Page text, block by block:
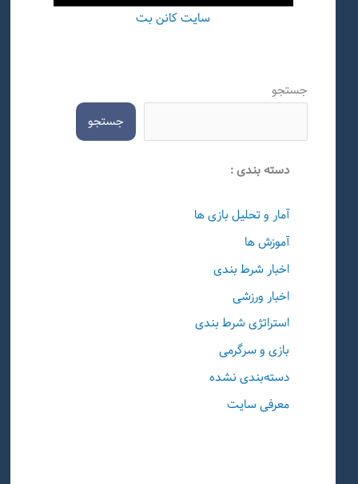
سایت کانن بت
جستجو
جستجو
دسته بندی :
آمار و تحلیل بازی ها
آموزش ها
اخبار شرط بندی
اخبار ورزشی
استراتژی شرط بندی
بازی و سرگرمی
دسته‌بندی نشده
معرفی سایت